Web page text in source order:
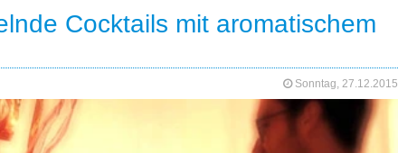
Cocktails mit aromatischem
Sonntag, 27.12.2015